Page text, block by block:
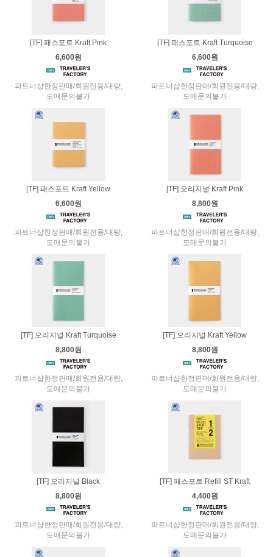
[TF] 패스포트 Kraft Pink
6,600원
파트너샵한정판매/회원전용/대량,
도매문의불가
[TF] 패스포트 Kraft Turquoise
6,600원
파트너샵한정판매/회원전용/대량,
도매문의불가
[TF] 패스포트 Kraft Yellow
6,600원
파트너샵한정판매/회원전용/대량,
도매문의불가
[TF] 오리지널 Kraft Pink
8,800원
파트너샵한정판매/회원전용/대량,
도매문의불가
[TF] 오리지널 Kraft Turquoise
8,800원
파트너샵한정판매/회원전용/대량,
도매문의불가
[TF] 오리지널 Kraft Yellow
8,800원
파트너샵한정판매/회원전용/대량,
도매문의불가
[TF] 오리지널 Black
8,800원
파트너샵한정판매/회원전용/대량,
도매문의불가
[TF] 패스포트 Refill ST Kraft
4,400원
파트너샵한정판매/회원전용/대량,
도매문의불가